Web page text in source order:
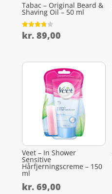
Tabac – Original Beard &
Shaving Oil – 50 ml
Vurderet
3.8
kr.89,00
Veet – In Shower
Sensitive
Hårfjerningscreme – 150
ml
kr.69,00